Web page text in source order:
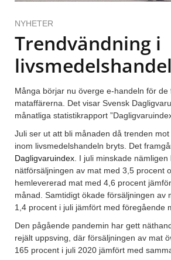
NYHETER
Trendvändning i
Många börjar nu överge e-handeln för de
mataffärerna. Det visar Svensk
månatliga statistikrapport
Juli ser ut att bli månaden då trenden
inom livsmedelshandeln bryts. Det
Dagligvaruindex . I juli minskade nämligen
nätförsäljningen av mat med 3,5 procent
hemlevererad mat med 4,6 procent
månad. Samtidigt ökade försäljningen av
1,4 procent i juli jämfört med föregående
Den pågående pandemin har gett
rejält uppsving, där försäljningen av mat
165 procent i juli 2020 jämfört med